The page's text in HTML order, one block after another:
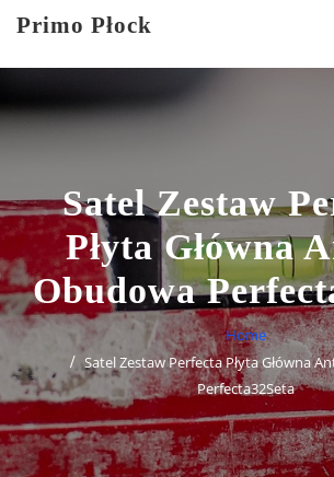
Primo Płock
Satel Zestaw
Płyta Główna
Obudowa
Home
Satel Zestaw Perfecta Płyta Główna
Perfecta32Seta